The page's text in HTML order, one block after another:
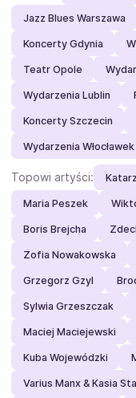
Jazz Blues Warszawa
Koncerty Gdynia
Teatr Opole
Wydarzenia Lublin
Koncerty Szczecin
Wydarzenia Włocławek
Topowi artyści:
Maria Peszek
Boris Brejcha
Zofia Nowakowska
Grzegorz Gzyl
Sylwia Grzeszczak
Maciej Maciejewski
Kuba Wojewódzki
Varius Manx & Kasia